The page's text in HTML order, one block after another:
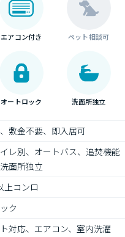
エアコン付き ペット相談可
オートロック 洗面所独立
敷金不要、即入居可
レ別、オートバス、追焚機能
面所独立
上コンロ
ク
対応、エアコン、室内洗濯